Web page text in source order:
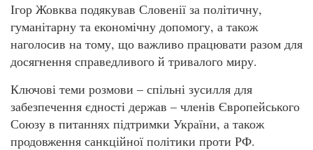
Ігор Жовква подякував Словенії за політичну,
гуманітарну та економічну допомогу, а також
наголосив на тому, що важливо працювати разом для
досягнення справедливого й тривалого миру.
Ключові теми розмови – спільні зусилля для
забезпечення єдності держав – членів Європейського
Союзу в питаннях підтримки України, а також
продовження санкційної політики проти РФ.